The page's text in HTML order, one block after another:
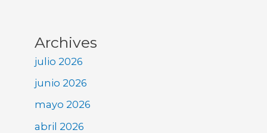
Archives
julio 2026
junio 2026
mayo 2026
abril 2026